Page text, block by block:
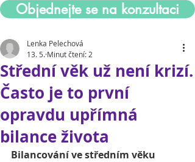
Objednejte se na konzultaci
Střední věk už není krizí.
Často je to první
opravdu upřímná
bilance života
Lenka Pelechová
13. 5. Minut čtení: 2
Bilancování ve středním věku